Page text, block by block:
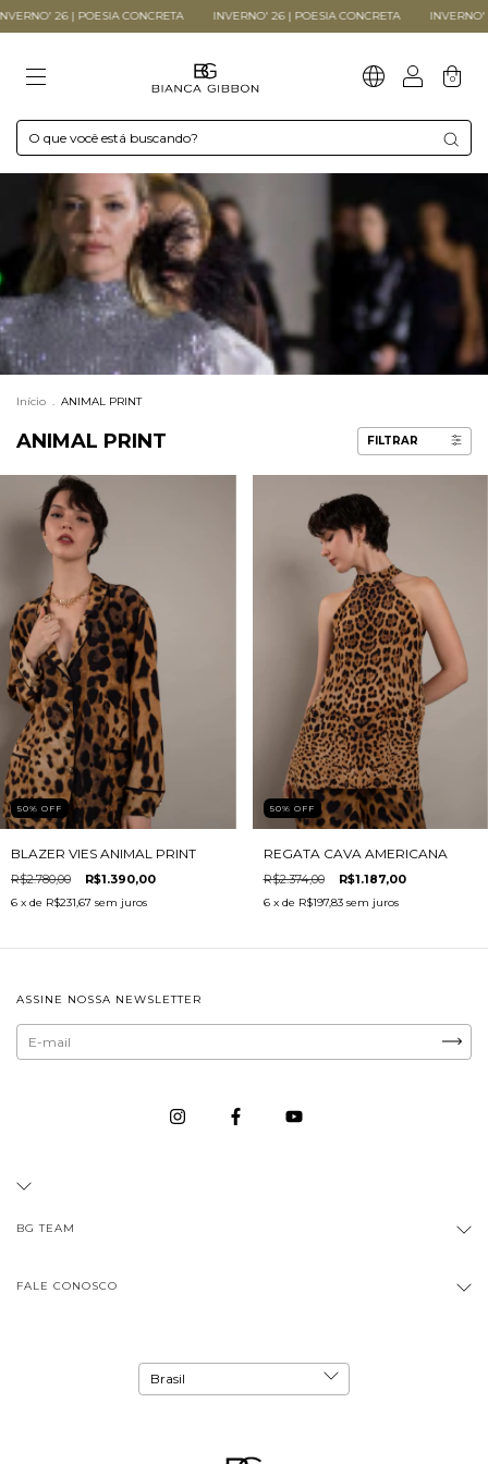
26 | POESIA CONCRETA INVERNO' 26 | POESIA CONCRETA INVERNO'
0
Início . ANIMAL PRINT
ANIMAL PRINT FILTRAR
50% OFF
BLAZER VIES ANIMAL PRINT
R$2.780,00 R$1.390,00
6 x de R$231,67 sem juros
50% OFF
REGATA CAVA AMERICANA
R$2.374,00 R$1.187,00
6 x de R$197,83 sem juros
ASSINE NOSSA NEWSLETTER
BG TEAM
FALE CONOSCO